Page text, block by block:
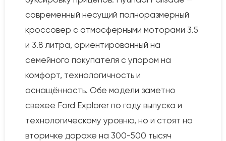
современный несущий полноразмерный
кроссовер с атмосферными моторами 3.5
и 3.8 литра, ориентированный на
семейного покупателя с упором на
комфорт, технологичность и
оснащённость. Обе модели заметно
свежее Ford Explorer по году выпуска и
технологическому уровню, но и стоят на
вторичке дороже на 300-500 тысяч